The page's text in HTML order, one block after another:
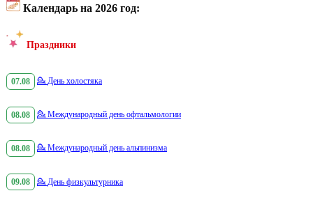
Календарь на 2026 год:
Праздники
07.08 💁 День холостяка
08.08 💁 Международный день офтальмологии
08.08 💁 Международный день альпинизма
09.08 💁 День физкультурника